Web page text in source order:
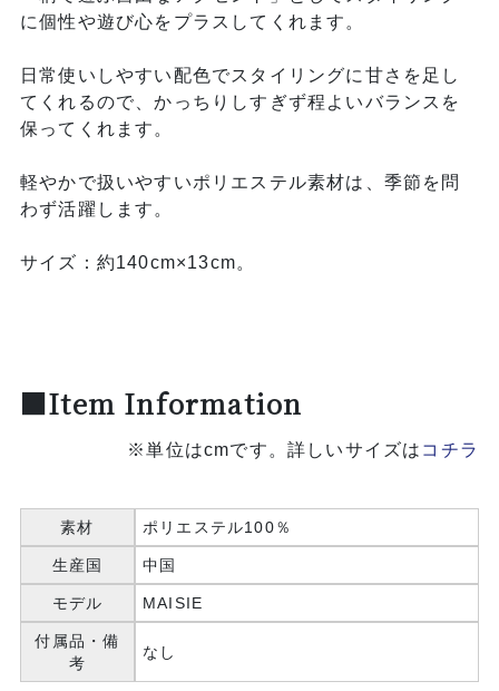
に個性や遊び心をプラスしてくれます。
日常使いしやすい配色でスタイリングに甘さを足し
てくれるので、かっちりしすぎず程よいバランスを
保ってくれます。
軽やかで扱いやすいポリエステル素材は、季節を問
わず活躍します。
サイズ：約140cm×13cm。
■Item Information
※単位はcmです。詳しいサイズは コチラ
素材 ポリエステル100％
生産国 中国
モデル MAISIE
付属品・備
考
なし